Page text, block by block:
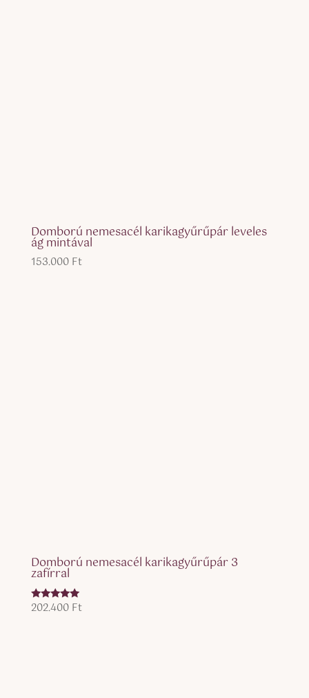
Domború nemesacél karikagyűrűpár leveles
ág mintával
153.000 Ft
Domború nemesacél karikagyűrűpár 3
zafírral
Értékelés:
202.400 Ft